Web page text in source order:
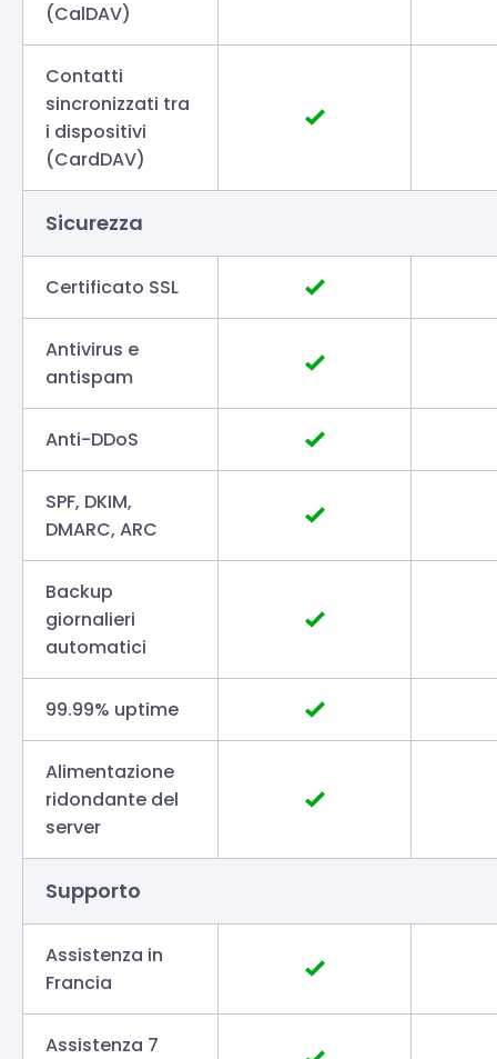
(CalDAV)
Contatti
sincronizzati tra
i dispositivi
(CardDAV)
Sicurezza
Certificato SSL
Antivirus e
antispam
Anti-DDoS
SPF, DKIM,
DMARC, ARC
Backup
giornalieri
automatici
99.99% uptime
Alimentazione
ridondante del
server
Supporto
Assistenza in
Francia
Assistenza 7